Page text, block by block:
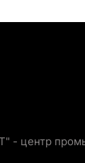
- центр